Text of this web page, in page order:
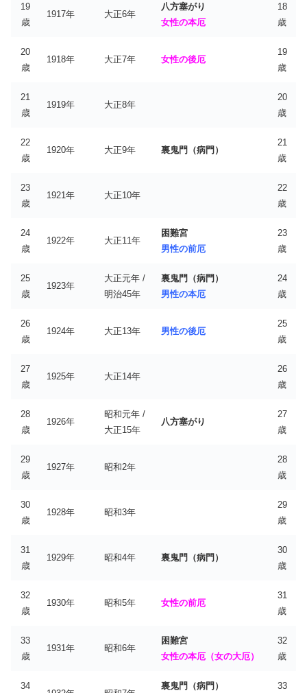
19
歳
1917年 大正6年
八方塞がり
女性の本厄
18
歳
20
歳
1918年 大正7年 女性の後厄
19
歳
21
歳
1919年 大正8年
20
歳
22
歳
1920年 大正9年 裏鬼門（病門）
21
歳
23
歳
1921年 大正10年
22
歳
24
歳
1922年 大正11年
困難宮
男性の前厄
23
歳
25
歳
1923年
大正元年 /
明治45年
裏鬼門（病門）
男性の本厄
24
歳
26
歳
1924年 大正13年 男性の後厄
25
歳
27
歳
1925年 大正14年
26
歳
28
歳
1926年
昭和元年 /
大正15年
八方塞がり
27
歳
29
歳
1927年 昭和2年
28
歳
30
歳
1928年 昭和3年
29
歳
31
歳
1929年 昭和4年 裏鬼門（病門）
30
歳
32
歳
1930年 昭和5年 女性の前厄
31
歳
33
歳
1931年 昭和6年
困難宮
女性の本厄（女の大厄）
32
歳
34
裏鬼門（病門）
33